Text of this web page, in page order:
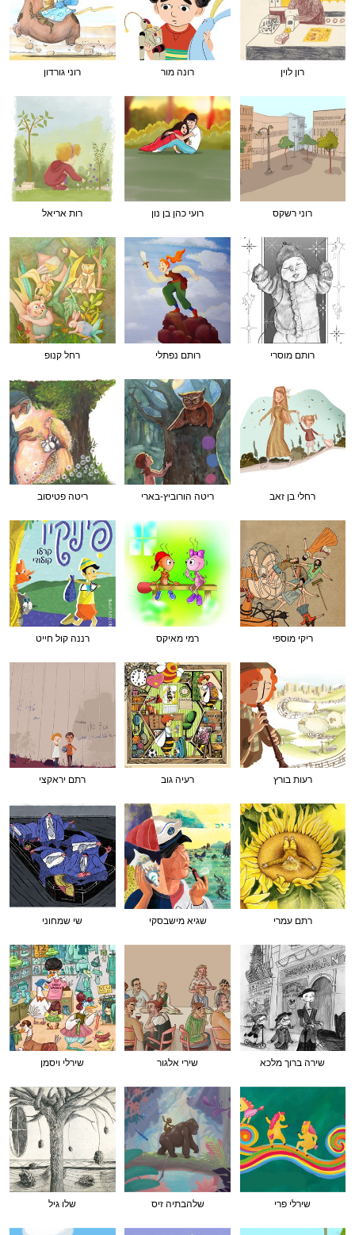
רון לוין רונה מור רוני גורדון
רוני רשקס רועי כהן בן נון רות אריאל
רותם מוסרי רותם נפתלי רחל קנופ
רחלי בן זאב ריטה הורוביץ-בארי ריטה פטיסוב
ריקי מוספי רמי מאיקס רננה קול חייט
רעות בורץ רעיה גוב רתם יראקצי
רתם עמרי שגיא מישבסקי שי שמחוני
שירה ברוך מלכא שירי אלגור שירלי ויסמן
שירלי פרי שלהבתיה זיס שלו גיל